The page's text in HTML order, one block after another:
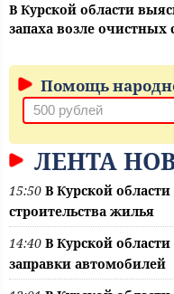
В Курской области
запаха возле
Помощь
ЛЕНТА
15:50 В Курской
строительства жилья
14:40 В Курской
заправки автомобилей